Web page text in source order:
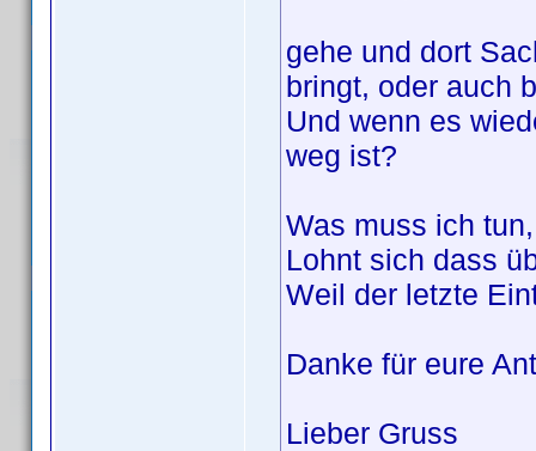
gehe und dort
bringt, oder auch
Und wenn es
weg ist?
Was muss ich
Lohnt sich dass
Weil der letzte
Danke für eure
Lieber Gruss